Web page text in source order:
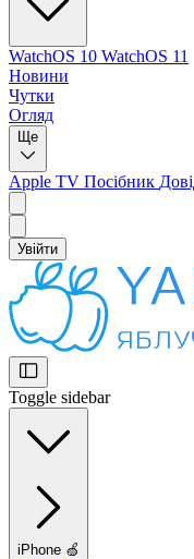
WatchOS 10 WatchOS 11
Новини
Чутки
Огляд
Ще
Apple TV Посібник
Увійти
Toggle sidebar
iPhone 🍏